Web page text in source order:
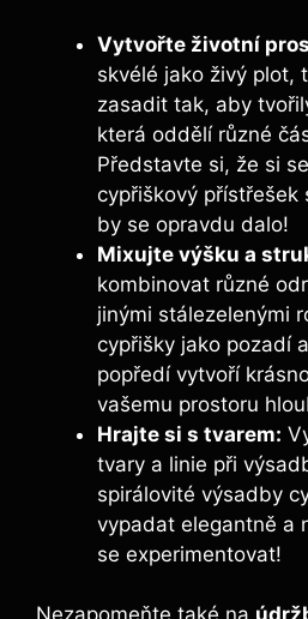
Vytvořte životní
skvélé jako živý plot,
zasadit tak, aby
která oddělí různé
Představte si, že si
cypřiškový přístřešek
by se opravdu dalo!
Mixujte výšku a
kombinovat různé
jinými stálezelenými
cypřišky jako pozadí
popředí vytvoří
vašemu prostoru
Hrajte si s tvarem:
tvary a linie při
spirálovité výsadby
vypadat elegantně a
se experimentovat!